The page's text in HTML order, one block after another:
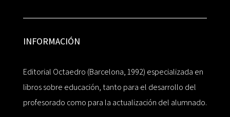
INFORMACIÓN
Editorial Octaedro (Barcelona, 1992) especializada en
libros sobre educación, tanto para el desarrollo del
profesorado como para la actualización del alumnado.